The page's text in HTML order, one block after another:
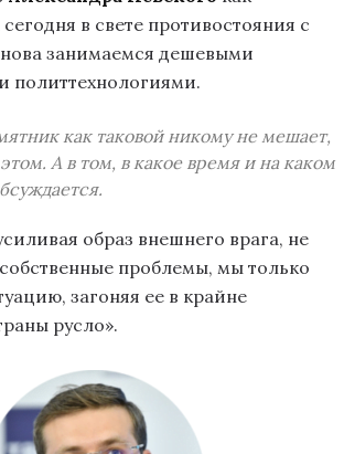
в свете противостояния с
занимаемся дешевыми
политтехнологиями.
как таковой никому не мешает,
А в том, в какое время и на каком
образ внешнего врага, не
проблемы, мы только
загоняя ее в крайне
русло».